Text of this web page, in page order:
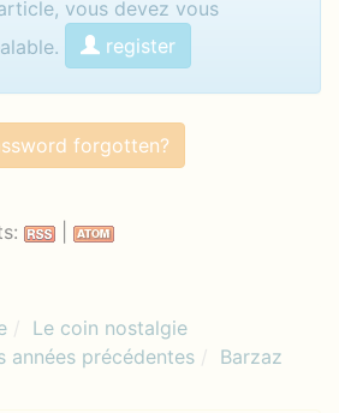
vous devez vous
register
forgotten?
Le coin nostalgie
années précédentes
Barzaz